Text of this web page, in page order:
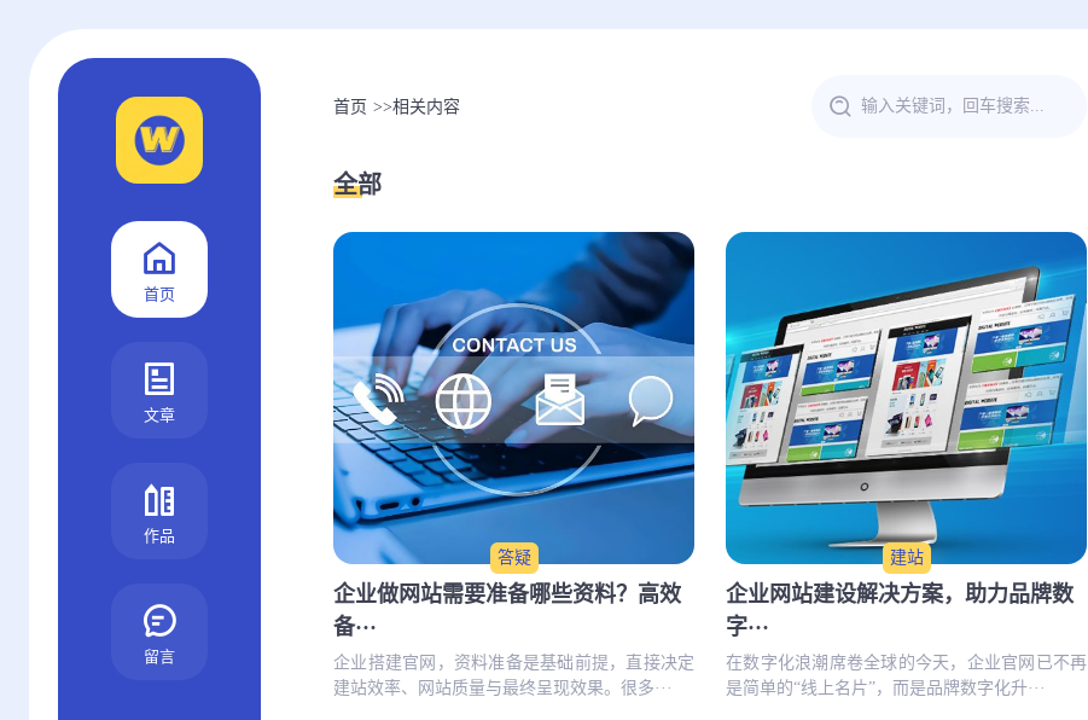
首页
文章
作品
留言
首页 >>相关内容
全部
答疑
企业做网站需要准备哪些资料？高效
备···
企业搭建官网，资料准备是基础前提，直接决定
建站效率、网站质量与最终呈现效果。很多···
建站
企业网站建设解决方案，助力品牌数
字···
在数字化浪潮席卷全球的今天，企业官网已不再
是简单的“线上名片”，而是品牌数字化升···